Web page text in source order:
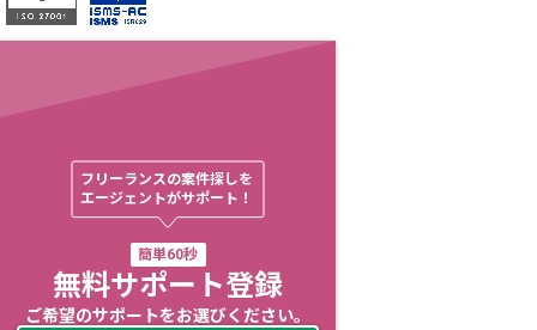
フリーランスの案件探しを
エージェントがサポート！
簡単60秒
無料サポート登録
ご希望のサポートをお選びください。